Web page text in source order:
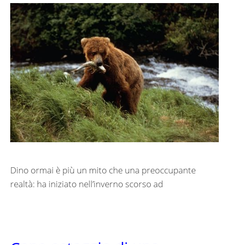
Dino ormai è più un mito che una preoccupante
realtà: ha iniziato nell’inverno scorso ad